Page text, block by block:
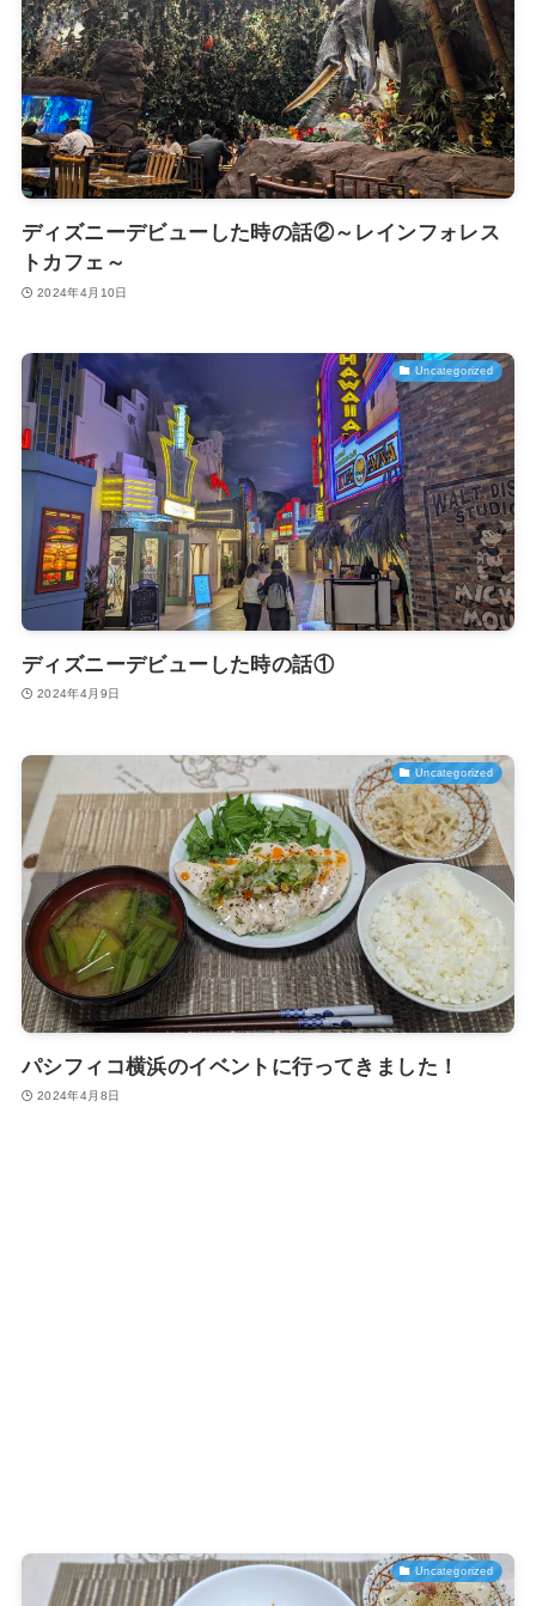
ディズニーデビューした時の話②～レインフォレス
トカフェ～
2024年4月10日
Uncategorized
ディズニーデビューした時の話①
2024年4月9日
Uncategorized
パシフィコ横浜のイベントに行ってきました！
2024年4月8日
Uncategorized